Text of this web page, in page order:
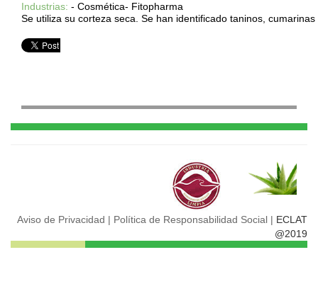
Industrias: - Cosmética- Fitopharma
Se utiliza su corteza seca. Se han identificado taninos,
Aviso de Privacidad | Política de Responsabilidad Social | ECLAT
@2019